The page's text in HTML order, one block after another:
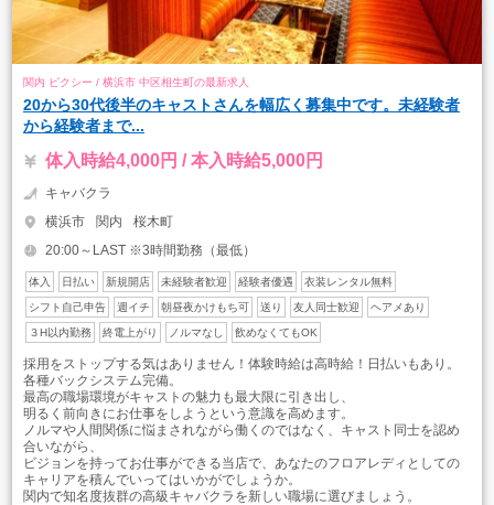
関内 ピクシー / 横浜市 中区相生町の最新求人
20から30代後半のキャストさんを幅広く募集中です。未経験者
から経験者まで...
体入時給4,000円 / 本入時給5,000円
キャバクラ
横浜市
関内
桜木町
20:00～LAST ※3時間勤務（最低）
体入 日払い 新規開店 未経験者歓迎 経験者優遇 衣装レンタル無料
シフト自己申告 週イチ 朝昼夜かけもち可 送り 友人同士歓迎 ヘアメあり
３H以内勤務 終電上がり ノルマなし 飲めなくてもOK
採用をストップする気はありません！体験時給は高時給！日払いもあり。
各種バックシステム完備。
最高の職場環境がキャストの魅力も最大限に引き出し、
明るく前向きにお仕事をしようという意識を高めます。
ノルマや人間関係に悩まされながら働くのではなく、キャスト同士を認め
合いながら、
ビジョンを持ってお仕事ができる当店で、あなたのフロアレディとしての
キャリアを積んでいってはいかがでしょうか。
関内で知名度抜群の高級キャバクラを新しい職場に選びましょう。